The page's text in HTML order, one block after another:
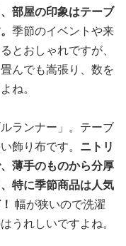
部屋の印象はテーブ
季節のイベントや来
とおしゃれですが、
んでも嵩張り、数を
ね。
ランナー」。テーブ
飾り布です。 ニトリ
薄手のものから分厚
特に季節商品は人気
幅が狭いので洗濯
うれしいですよね。